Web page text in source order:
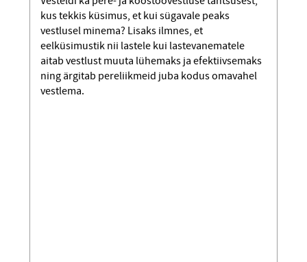
kus tekkis küsimus, et kui sügavale peaks
vestlusel minema? Lisaks ilmnes, et
eelküsimustik nii lastele kui lastevanematele
aitab vestlust muuta lühemaks ja efektiivsemaks
ning ärgitab pereliikmeid juba kodus omavahel
vestlema.